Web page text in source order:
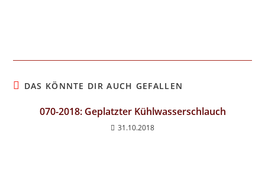
DAS KÖNNTE DIR AUCH GEFALLEN
070-2018: Geplatzter Kühlwasserschlauch
31.10.2018